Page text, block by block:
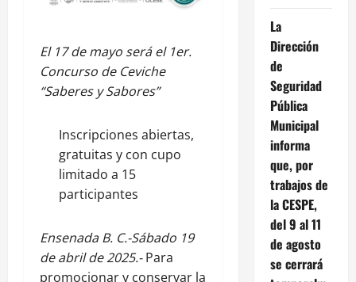
El 17 de mayo será el 1er.
Concurso de Ceviche
“Saberes y Sabores”
Inscripciones abiertas,
gratuitas y con cupo
limitado a 15
participantes
Ensenada B. C.-Sábado 19
de abril de 2025.-Para
promocionar y conservar la
La
Dirección
de
Seguridad
Pública
Municipal
informa
que, por
trabajos de
la CESPE,
del 9 al 11
de agosto
se cerrará